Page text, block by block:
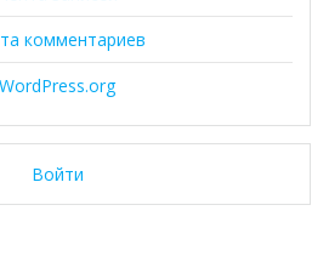
комментариев
WordPress.org
Войти